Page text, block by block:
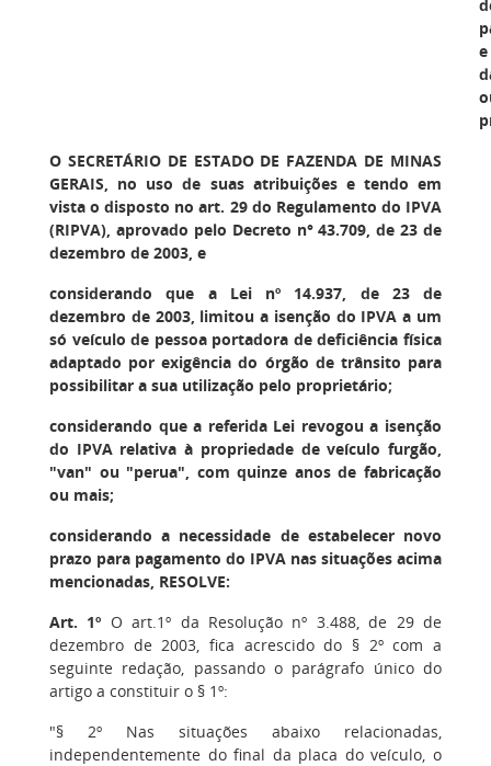
e
O SECRETÁRIO DE ESTADO DE FAZENDA DE MINAS
GERAIS, no uso de suas atribuições e tendo em
vista o disposto no art. 29 do Regulamento do IPVA
(RIPVA), aprovado pelo Decreto n° 43.709, de 23 de
dezembro de 2003, e
considerando que a Lei nº 14.937, de 23 de
dezembro de 2003, limitou a isenção do IPVA a um
só veículo de pessoa portadora de deficiência física
adaptado por exigência do órgão de trânsito para
possibilitar a sua utilização pelo proprietário;
considerando que a referida Lei revogou a isenção
do IPVA relativa à propriedade de veículo furgão,
"van" ou "perua", com quinze anos de fabricação
ou mais;
considerando a necessidade de estabelecer novo
prazo para pagamento do IPVA nas situações acima
mencionadas, RESOLVE:
Art. 1º O art.1º da Resolução nº 3.488, de 29 de
dezembro de 2003, fica acrescido do § 2º com a
seguinte redação, passando o parágrafo único do
artigo a constituir o § 1º:
"§ 2º Nas situações abaixo relacionadas,
independentemente do final da placa do veículo, o